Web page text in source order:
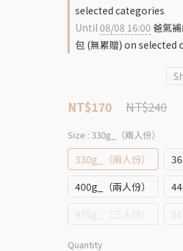
selected categories
Until08/08 16:00 爸氣
包 (無累贈) on selected
NT$240
NT$170
Size : 330g_（兩人份）
330g_（兩人份）
400g_（兩人份）
Quantity